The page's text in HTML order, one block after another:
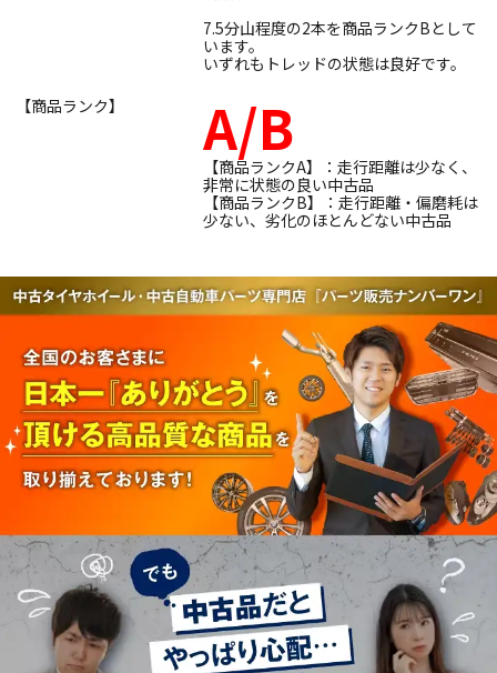
7.5分山程度の2本を商品ランクBとして
います。
いずれもトレッドの状態は良好です。
【商品ランク】
A/B
【商品ランクA】：走行距離は少なく、
非常に状態の良い中古品
【商品ランクB】：走行距離・偏磨耗は
少ない、劣化のほとんどない中古品